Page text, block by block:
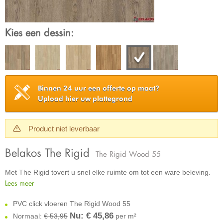
Kies een dessin:
Binnen 24 uur een offerte op maat?
Upload hier uw plattegrond
Product niet leverbaar
Belakos The Rigid The Rigid Wood 55
Met The Rigid tovert u snel elke ruimte om tot een ware beleving.
Lees meer
PVC click vloeren The Rigid Wood 55
Normaal: € 53,95 Nu: € 45,86 per m²